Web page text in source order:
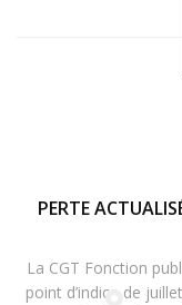
PERTE
La CGT Fonction
point d’indice de